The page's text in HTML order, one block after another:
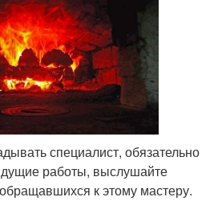
специалист, обязательно
работы, выслушайте
к этому мастеру.